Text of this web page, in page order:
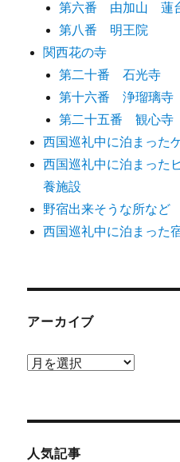
第六番 由加山 蓮
第八番 明王院
関西花の寺
第二十番 石光寺
第十六番 浄瑠璃寺
第二十五番 観心寺
西国巡礼中に泊まった
西国巡礼中に泊まった
養施設
野宿出来そうな所など
西国巡礼中に泊まった
アーカイブ
ア
ブ
人気記事